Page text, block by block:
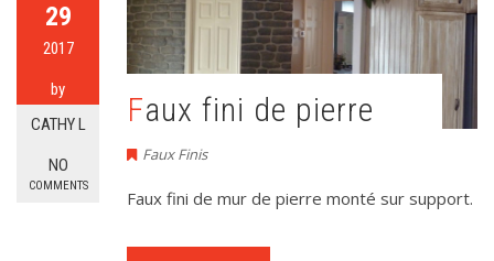
29
2017
by
CATHY L
NO
COMMENTS
Faux fini de pierre
Faux Finis
Faux fini de mur de pierre monté sur support.